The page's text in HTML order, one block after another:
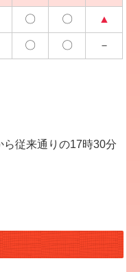
〇 〇 ▲
〇 〇 －
従来通りの17時30分